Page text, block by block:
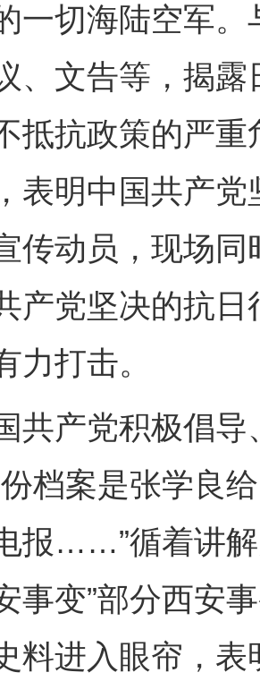
一切海陆空军
、文告等，揭
抵抗政策的严
表明中国共产
传动员，现场
产党坚决的抗
力打击。
产党积极倡导
档案是张学良
报……”循着讲解
事变”部分西安
料进入眼帘，